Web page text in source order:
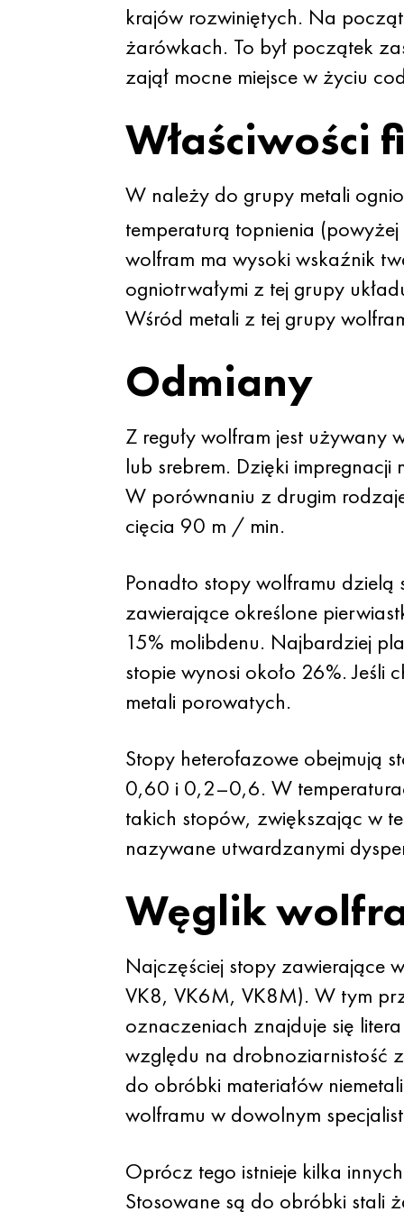
krajów rozwiniętych. Na
żarówkach. To był początek
zajął mocne miejsce w życiu
Właściwości
W należy do grupy metali
temperaturą topnienia
wolfram ma wysoki wskaźnik
ogniotrwałymi z tej grupy
Wśród metali z tej grupy
Odmiany
Z reguły wolfram jest
lub srebrem. Dzięki
W porównaniu z drugim
cięcia 90 m / min.
Ponadto stopy wolframu
zawierające określone
15% molibdenu. Najbardziej
stopie wynosi około 26%.
metali porowatych.
Stopy heterofazowe obejmują
0,60 i 0,2–0,6. W
takich stopów, zwiększając w
nazywane utwardzanymi
Węglik
Najczęściej stopy zawierające
VK8, VK6M, VK8M). W tym
oznaczeniach znajduje się
względu na drobnoziarnistość
do obróbki materiałów
wolframu w dowolnym
Oprócz tego istnieje kilka
Stosowane są do obróbki stali